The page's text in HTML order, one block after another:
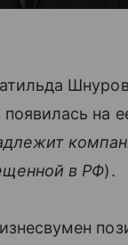
на
в РФ).